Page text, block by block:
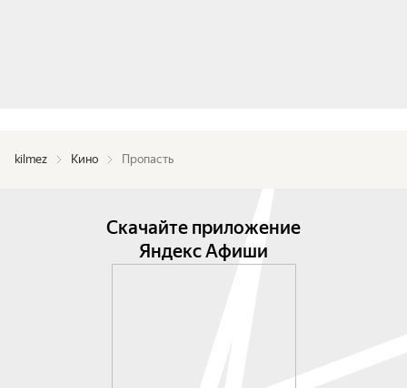
kilmez Кино Пропасть
Скачайте приложение
Яндекс Афиши